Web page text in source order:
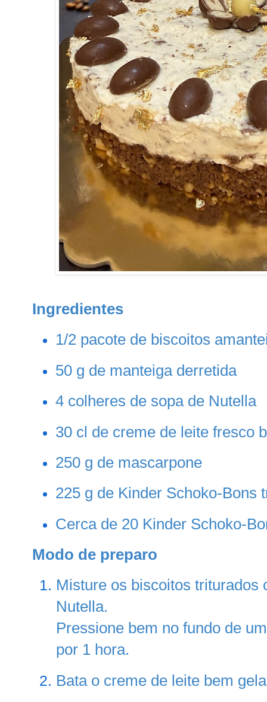
Ingredientes
1/2 pacote de biscoitos
50 g de manteiga derretida
4 colheres de sopa de Nutella
30 cl de creme de leite fresco
250 g de mascarpone
225 g de Kinder Schoko-Bons
Cerca de 20 Kinder Schoko-
Modo de preparo
Misture os biscoitos triturados
Nutella.
Pressione bem no fundo de
por 1 hora.
Bata o creme de leite bem